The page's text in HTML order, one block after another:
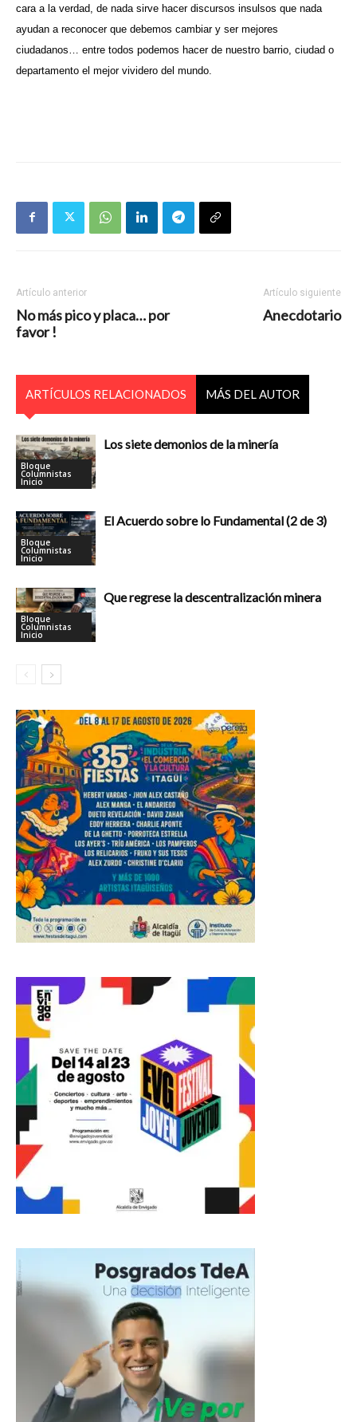
cara a la verdad, de nada sirve hacer discursos insulsos que nada
ayudan a reconocer que debemos cambiar y ser mejores
ciudadanos… entre todos podemos hacer de nuestro barrio, ciudad o
departamento el mejor vividero del mundo.
Artículo anterior
No más pico y placa… por
favor !
Artículo siguiente
Anecdotario
ARTÍCULOS RELACIONADOS MÁS DEL AUTOR
Bloque
Columnistas
Inicio
Los siete demonios de la minería
Bloque
Columnistas
Inicio
El Acuerdo sobre lo Fundamental (2 de 3)
Bloque
Columnistas
Inicio
Que regrese la descentralización minera